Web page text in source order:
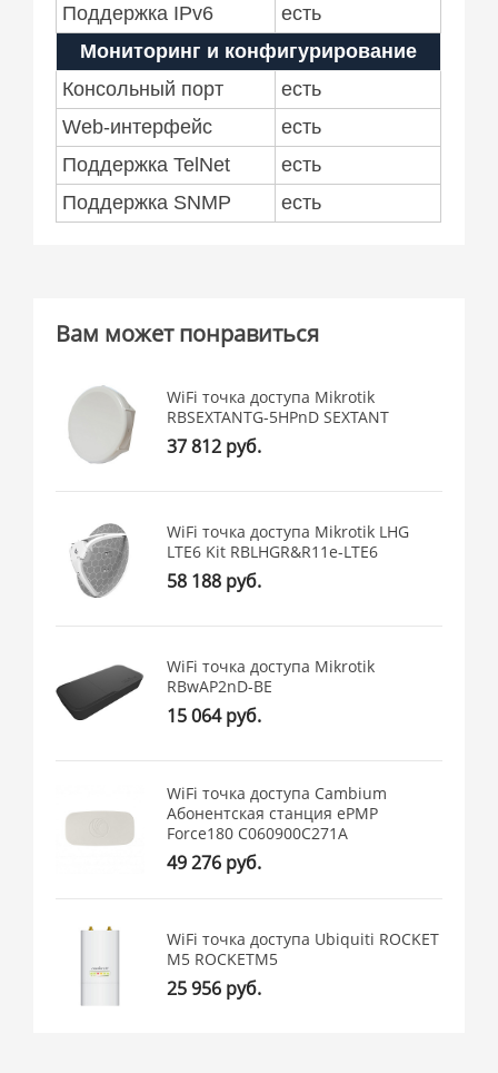
Поддержка IPv6
есть
Мониторинг и конфигурирование
Консольный порт
есть
Web-интерфейс
есть
Поддержка TelNet
есть
Поддержка SNMP
есть
Вам может понравиться
WiFi точка доступа Mikrotik
RBSEXTANTG-5HPnD SEXTANT
37 812 руб.
WiFi точка доступа Mikrotik LHG
LTE6 Kit RBLHGR&R11e-LTE6
58 188 руб.
WiFi точка доступа Mikrotik
RBwAP2nD-BE
15 064 руб.
WiFi точка доступа Cambium
Абонентская станция ePMP
Force180 C060900C271A
49 276 руб.
WiFi точка доступа Ubiquiti ROCKET
M5 ROCKETM5
25 956 руб.